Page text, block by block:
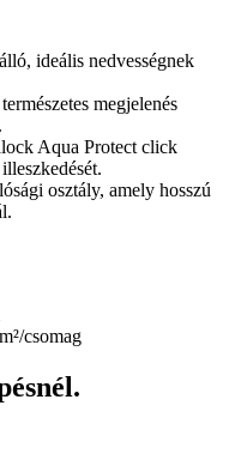
ideális nedvességnek
megjelenés
Aqua Protect click
osztály, amely hosszú
csomag